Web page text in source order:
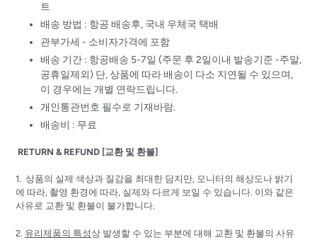
트
배송 방법 : 항공 배송후, 국내 우체국 택배
관부가세 - 소비자가격에 포함
배송 기간 : 항공배송 5-7일 (주문 후 2일이내 발송기준 -주말,
공휴일제외) 단, 상품에 따라 배송이 다소 지연될 수 있으며,
이 경우에는 개별 연락드립니다.
개인통관번호 필수로 기재바람.
배송비 : 무료
RETURN & REFUND [교환 및 환불]
1. 상품의 실제 색상과 질감을 최대한 담지만, 모니터의 해상도나 밝기
에 따라, 촬영 환경에 따라, 실제와 다르게 보일 수 있습니다. 이와 같은
사유로 교환 및 환불이 불가합니다.
2. 유리제품의 특성상 발생할 수 있는 부분에 대해 교환 및 환불의 사유